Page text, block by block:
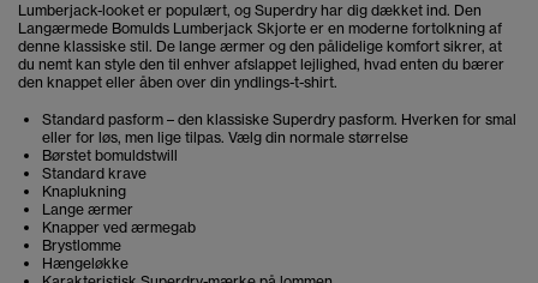
Lumberjack-looket er populært, og Superdry har dig dækket ind. Den
Langærmede Bomulds Lumberjack Skjorte er en moderne fortolkning af
denne klassiske stil. De lange ærmer og den pålidelige komfort sikrer, at
du nemt kan style den til enhver afslappet lejlighed, hvad enten du bærer
den knappet eller åben over din yndlings-t-shirt.
Standard pasform – den klassiske Superdry pasform. Hverken for smal
eller for løs, men lige tilpas. Vælg din normale størrelse
Børstet bomuldstwill
Standard krave
Knaplukning
Lange ærmer
Knapper ved ærmegab
Brystlomme
Hængeløkke